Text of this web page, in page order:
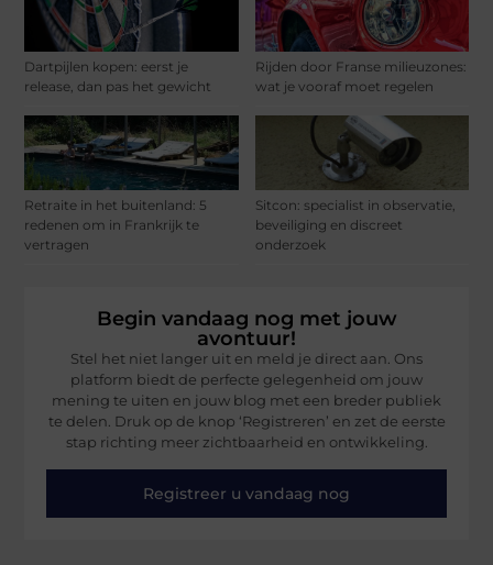
Dartpijlen kopen: eerst je
release, dan pas het gewicht
Rijden door Franse milieuzones:
wat je vooraf moet regelen
Retraite in het buitenland: 5
redenen om in Frankrijk te
vertragen
Sitcon: specialist in observatie,
beveiliging en discreet
onderzoek
Begin vandaag nog met jouw
avontuur!
Stel het niet langer uit en meld je direct aan. Ons
platform biedt de perfecte gelegenheid om jouw
mening te uiten en jouw blog met een breder publiek
te delen. Druk op de knop ‘Registreren’ en zet de eerste
stap richting meer zichtbaarheid en ontwikkeling.
Registreer u vandaag nog